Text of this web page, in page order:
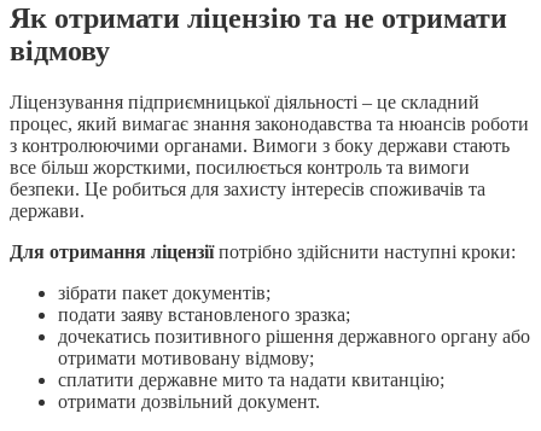
Як отримати ліцензію та не отримати
відмову
Ліцензування підприємницької діяльності – це складний
процес, який вимагає знання законодавства та нюансів роботи
з контролюючими органами. Вимоги з боку держави стають
все більш жорсткими, посилюється контроль та вимоги
безпеки. Це робиться для захисту інтересів споживачів та
держави.
Для отримання ліцензіїпотрібно здійснити наступні кроки:
зібрати пакет документів;
подати заяву встановленого зразка;
дочекатись позитивного рішення державного органу або
отримати мотивовану відмову;
сплатити державне мито та надати квитанцію;
отримати дозвільний документ.